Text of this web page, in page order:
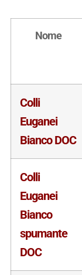
Nome
Colli
Euganei
Bianco DOC
Colli
Euganei
Bianco
spumante
DOC